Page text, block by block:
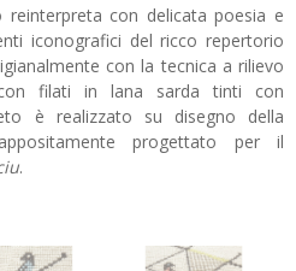
con delicata poesia e
iconografici del ricco repertorio
con la tecnica a rilievo
filati in lana sarda tinti con
è realizzato su disegno della
progettato per il
.